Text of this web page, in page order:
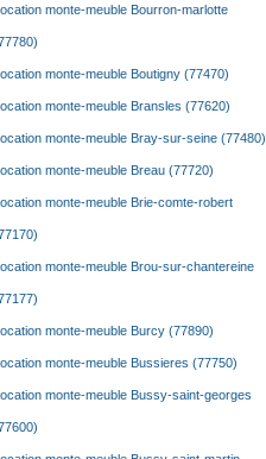
monte-meuble Bourron-marlotte
monte-meuble Boutigny (77470)
monte-meuble Bransles (77620)
monte-meuble Bray-sur-seine (77480)
monte-meuble Breau (77720)
monte-meuble Brie-comte-robert
monte-meuble Brou-sur-chantereine
monte-meuble Burcy (77890)
monte-meuble Bussieres (77750)
monte-meuble Bussy-saint-georges